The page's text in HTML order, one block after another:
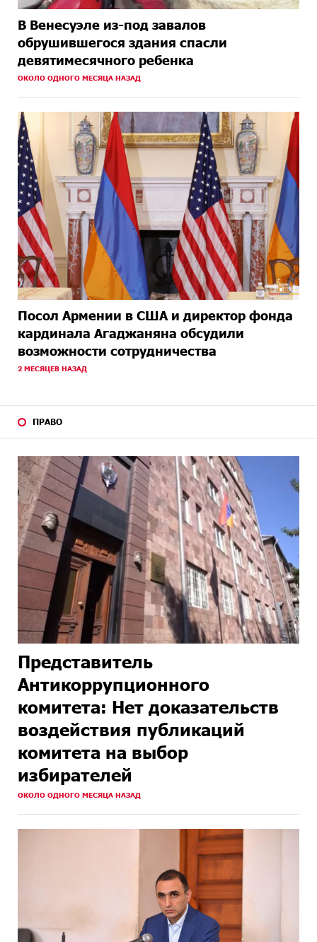
В Венесуэле из-под завалов
обрушившегося здания спасли
девятимесячного ребенка
ОКОЛО ОДНОГО МЕСЯЦА НАЗАД
Посол Армении в США и директор фонда
кардинала Агаджаняна обсудили
возможности сотрудничества
2 МЕСЯЦЕВ НАЗАД
ПРАВО
Представитель
Антикоррупционного
комитета: Нет доказательств
воздействия публикаций
комитета на выбор
избирателей
ОКОЛО ОДНОГО МЕСЯЦА НАЗАД